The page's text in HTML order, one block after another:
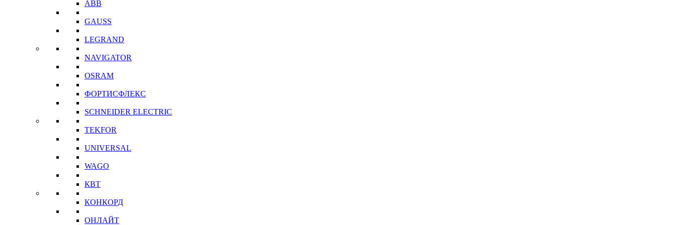
ABB
GAUSS
LEGRAND
NAVIGATOR
OSRAM
ФОРТИСФЛЕКС
SCHNEIDER ELECTRIC
TEKFOR
UNIVERSAL
WAGO
КВТ
КОНКОРД
ОНЛАЙТ